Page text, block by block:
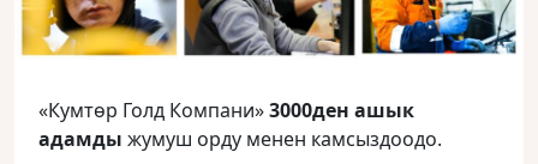
«Кумтөр Голд Компани»3000ден ашык
адамды жумуш орду менен камсыздоодо.